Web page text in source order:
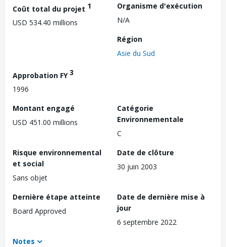
Coût total du projet 1
USD 534.40 millions
Organisme d'exécution
N/A
Région
Asie du Sud
Approbation FY3
1996
Montant engagé
USD 451.00 millions
Catégorie
Environnementale
C
Risque environnemental
et social
Sans objet
Date de clôture
30 juin 2003
Dernière étape atteinte
Board Approved
Date de dernière mise à
jour
6 septembre 2022
Notes